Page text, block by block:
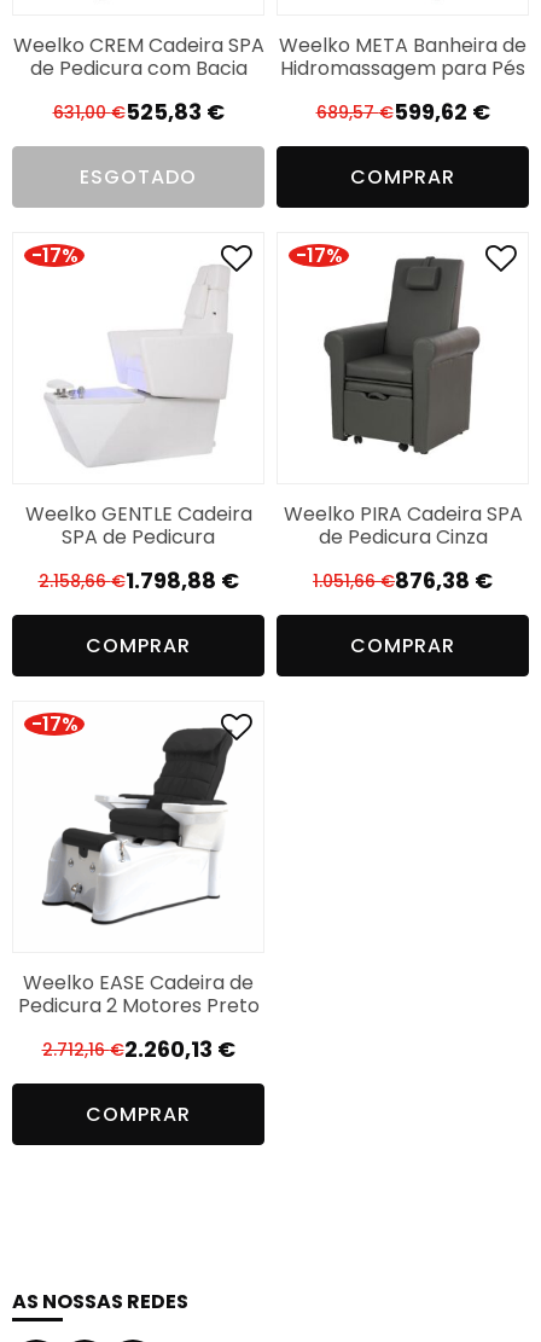
Weelko CREM Cadeira SPA
de Pedicura com Bacia
631,00€ O
preço
original
era:
631,00 €.
525,83 €
O
preço
atual
é:
525,83 €.
ESGOTADO
Weelko META Banheira de
Hidromassagem para Pés
689,57€ O
preço
original
era:
689,57 €.
599,62 €
O
preço
atual
é:
599,62 €.
COMPRAR
-17%
Weelko GENTLE Cadeira
SPA de Pedicura
2.158,66€ O
preço
original
era:
2.158,66 €.
1.798,88 €
O
preço
atual
é:
1.798,88 €.
COMPRAR
-17%
Weelko PIRA Cadeira SPA
de Pedicura Cinza
1.051,66€ O
preço
original
era:
876,38 €
O
preço
atual
é:
COMPRAR
-17%
Weelko EASE Cadeira de
Pedicura 2 Motores Preto
2.712,16€
O
preço
original
era:
2.260,13 €
O
preço
atual
é:
COMPRAR
AS NOSSAS REDES